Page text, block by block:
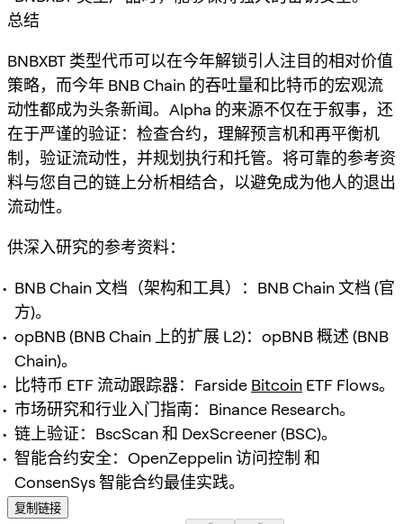
总结
BNBXBT 类型代币可以在今年解锁引人注目的相对价值
策略，而今年 BNB Chain 的吞吐量和比特币的宏观流
动性都成为头条新闻。Alpha 的来源不仅在于叙事，还
在于严谨的验证：检查合约，理解预言机和再平衡机
制，验证流动性，并规划执行和托管。将可靠的参考资
料与您自己的链上分析相结合，以避免成为他人的退出
流动性。
供深入研究的参考资料：
BNB Chain 文档（架构和工具）：BNB Chain 文档 (官
方)。
opBNB (BNB Chain 上的扩展 L2)：opBNB 概述 (BNB
Chain)。
比特币 ETF 流动跟踪器：Farside Bitcoin ETF Flows。
市场研究和行业入门指南：Binance Research。
链上验证：BscScan 和 DexScreener (BSC)。
智能合约安全：OpenZeppelin 访问控制 和
ConsenSys 智能合约最佳实践。
复制链接